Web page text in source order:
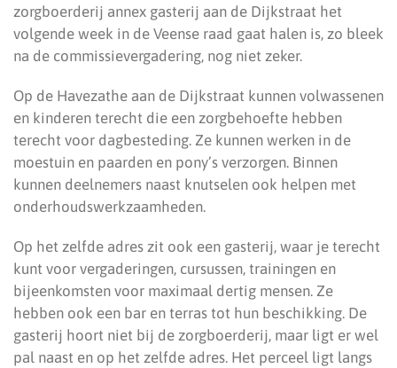
zorgboerderij annex gasterij aan de Dijkstraat het
volgende week in de Veense raad gaat halen is, zo bleek
na de commissievergadering, nog niet zeker.
Op de Havezathe aan de Dijkstraat kunnen volwassenen
en kinderen terecht die een zorgbehoefte hebben
terecht voor dagbesteding. Ze kunnen werken in de
moestuin en paarden en pony’s verzorgen. Binnen
kunnen deelnemers naast knutselen ook helpen met
onderhoudswerkzaamheden.
Op het zelfde adres zit ook een gasterij, waar je terecht
kunt voor vergaderingen, cursussen, trainingen en
bijeenkomsten voor maximaal dertig mensen. Ze
hebben ook een bar en terras tot hun beschikking. De
gasterij hoort niet bij de zorgboerderij, maar ligt er wel
pal naast en op het zelfde adres. Het perceel ligt langs